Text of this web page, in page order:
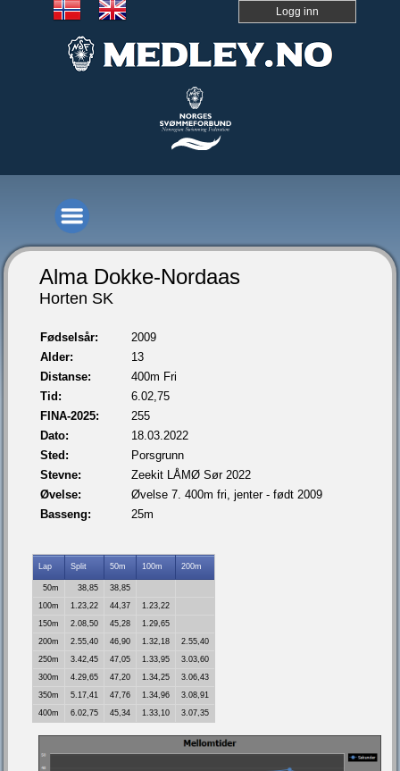
Logg inn
Alma Dokke-Nordaas
Horten SK
Fødselsår:
2009
Alder:
13
Distanse:
400m Fri
Tid:
6.02,75
FINA-2025:
255
Dato:
18.03.2022
Sted:
Porsgrunn
Stevne:
Zeekit LÅMØ Sør 2022
Øvelse:
Øvelse 7. 400m fri, jenter - født 2009
Basseng:
25m
Lap Split 50m 100m 200m
50m 38,85
38,85
100m
1.23,22 44,37
1.23,22
150m
2.08,50 45,28
1.29,65
200m
2.55,40 46,90 1.32,18
2.55,40
250m
3.42,45 47,05 1.33,95
3.03,60
300m
4.29,65 47,20 1.34,25
3.06,43
350m
5.17,41 47,76 1.34,96
3.08,91
400m
6.02,75 45,34 1.33,10 3.07,35